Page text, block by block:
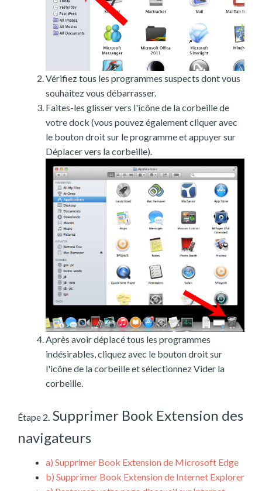
Vérifiez tous les programmes suspects dont vous
souhaitez vous débarrasser.
Faites-les glisser vers l'icône de la corbeille de
votre dock (vous pouvez également cliquer avec
le bouton droit sur le programme et appuyer sur
Déplacer vers la corbeille).
Après avoir déplacé tous les programmes
indésirables, cliquez avec le bouton droit sur
l'icône de la corbeille et sélectionnez Vider la
corbeille.
Étape 2. Supprimer Book Extension des
navigateurs
a) Supprimer Book Extension de Microsoft Edge
b) Supprimer Book Extension de Internet Explorer